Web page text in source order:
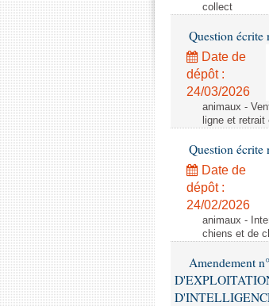
collect
Question écrite
Date de
dépôt :
24/03/2026
animaux -
ligne et
Question écrite
Date de
dépôt :
24/02/2026
animaux -
chiens et de
Amendement